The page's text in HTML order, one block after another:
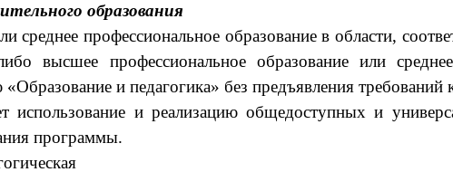
образования
среднее профессиональное образование в области,
высшее профессиональное образование или
и педагогика» без предъявления требований
использование и реализацию общедоступных и
программы.